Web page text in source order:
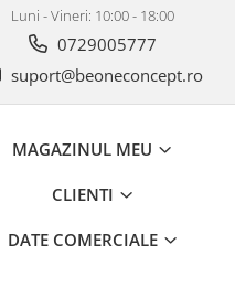
Luni - Vineri: 10:00 - 18:00
0729005777
suport@beoneconcept.ro
MAGAZINUL MEU
CLIENTI
DATE COMERCIALE